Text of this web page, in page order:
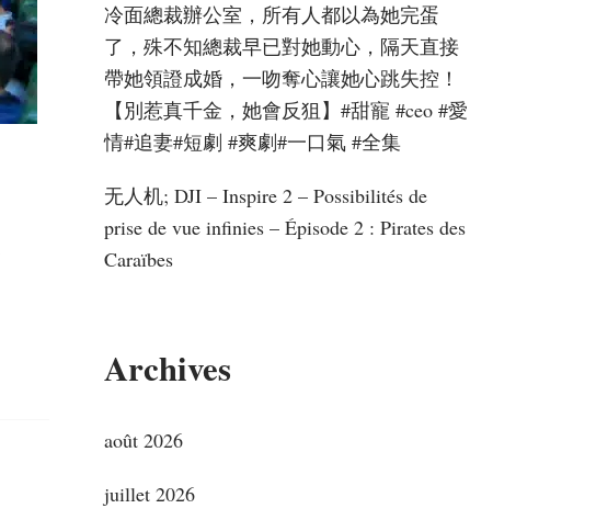
冷面總裁辦公室，所有人都以為她完蛋
了，殊不知總裁早已對她動心，隔天直接
帶她領證成婚，一吻奪心讓她心跳失控！
【別惹真千金，她會反狙】#甜寵 #ceo #愛
情#追妻#短劇 #爽劇#一口氣 #全集
无人机; DJI – Inspire 2 – Possibilités de
prise de vue infinies – Épisode 2 : Pirates des
Caraïbes
Archives
août 2026
juillet 2026